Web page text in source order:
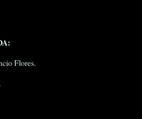
Flores.